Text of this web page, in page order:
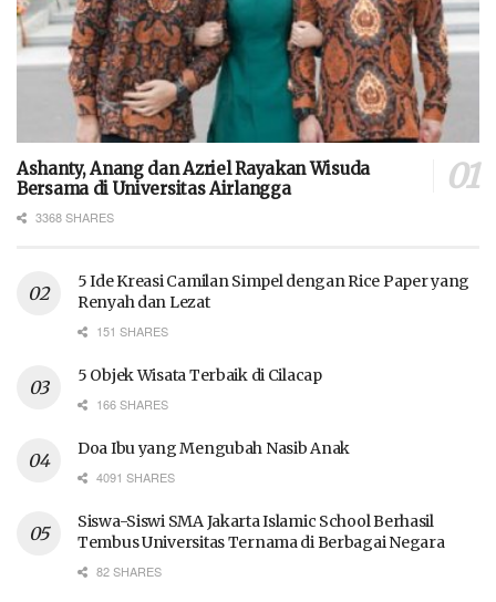
Ashanty, Anang dan Azriel Rayakan Wisuda
Bersama di Universitas Airlangga
3368 SHARES
5 Ide Kreasi Camilan Simpel dengan Rice Paper yang
Renyah dan Lezat
151 SHARES
5 Objek Wisata Terbaik di Cilacap
166 SHARES
Doa Ibu yang Mengubah Nasib Anak
4091 SHARES
Siswa-Siswi SMA Jakarta Islamic School Berhasil
Tembus Universitas Ternama di Berbagai Negara
82 SHARES